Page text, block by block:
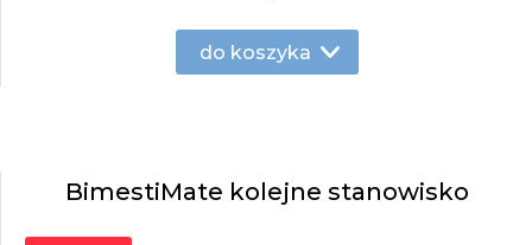
do koszyka
BimestiMate kolejne stanowisko